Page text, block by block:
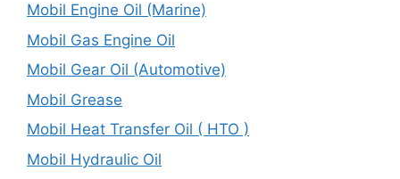
Mobil Engine Oil (Marine)
Mobil Gas Engine Oil
Mobil Gear Oil (Automotive)
Mobil Grease
Mobil Heat Transfer Oil ( HTO )
Mobil Hydraulic Oil